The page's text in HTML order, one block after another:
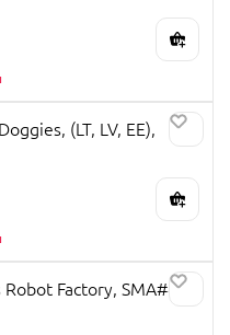
(LT, LV, EE),
Factory, SMA#428